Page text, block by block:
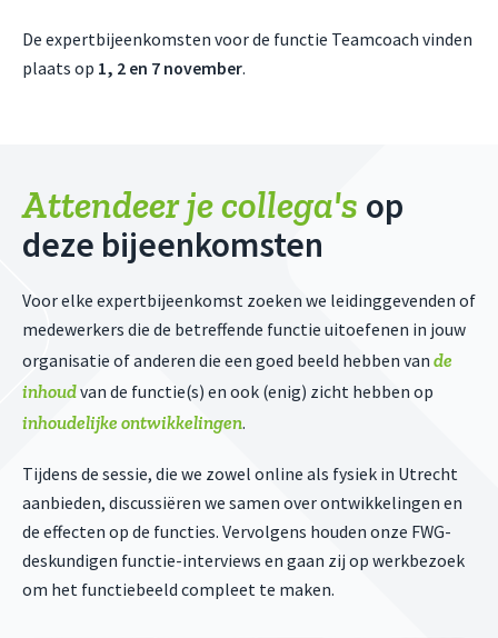
De expertbijeenkomsten voor de functie Teamcoach vinden
plaats op 1, 2 en 7 november.
Attendeer je collega's op
deze bijeenkomsten
Voor elke expertbijeenkomst zoeken we leidinggevenden of
medewerkers die de betreffende functie uitoefenen in jouw
organisatie of anderen die een goed beeld hebben van de
inhoudvan de functie(s) en ook (enig) zicht hebben op
inhoudelijke ontwikkelingen.
Tijdens de sessie, die we zowel online als fysiek in Utrecht
aanbieden, discussiëren we samen over ontwikkelingen en
de effecten op de functies. Vervolgens houden onze FWG-
deskundigen functie-interviews en gaan zij op werkbezoek
om het functiebeeld compleet te maken.